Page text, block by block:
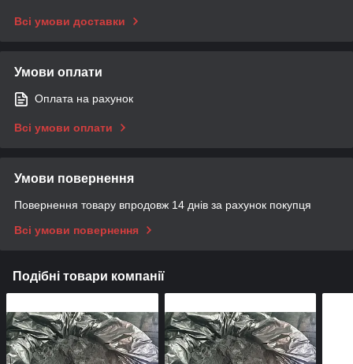
Всі умови доставки
Умови оплати
Оплата на рахунок
Всі умови оплати
Умови повернення
Повернення товару впродовж 14 днів за рахунок покупця
Всі умови повернення
Подібні товари компанії